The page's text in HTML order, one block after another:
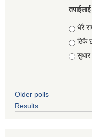
धेरै
ठिकै
सुधार
Older polls
Results